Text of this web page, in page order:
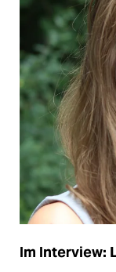
Im Interview: